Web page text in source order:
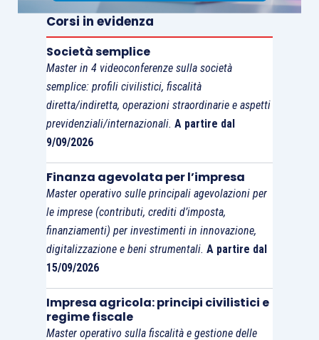
Corsi in evidenza
Società semplice
Master in 4 videoconferenze sulla società
semplice: profili civilistici, fiscalità
diretta/indiretta, operazioni straordinarie e aspetti
previdenziali/internazionali. A partire dal
9/09/2026
Finanza agevolata per l’impresa
Master operativo sulle principali agevolazioni per
le imprese (contributi, crediti d’imposta,
finanziamenti) per investimenti in innovazione,
digitalizzazione e beni strumentali. A partire dal
15/09/2026
Impresa agricola: principi civilistici e
regime fiscale
Master operativo sulla fiscalità e gestione delle